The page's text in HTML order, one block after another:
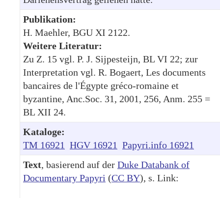
Publikation:
H. Maehler, BGU XI 2122.
Weitere Literatur:
Zu Z. 15 vgl. P. J. Sijpesteijn, BL VI 22; zur
Interpretation vgl. R. Bogaert, Les documents
bancaires de l'Égypte gréco-romaine et
byzantine, Anc.Soc. 31, 2001, 256, Anm. 255 =
BL XII 24.
Kataloge:
TM 16921 HGV 16921 Papyri.info 16921
Text, basierend auf der Duke Databank of
Documentary Papyri (CC BY), s. Link: